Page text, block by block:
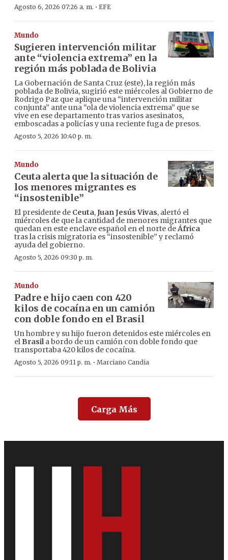
Agosto 6, 2026 07:26 a. m. · EFE
Mundo
Sugieren intervención militar
ante “violencia extrema” en la
región más poblada de Bolivia
La Gobernación de Santa Cruz (este), la región más
poblada de Bolivia, sugirió este miércoles al Gobierno de
Rodrigo Paz que aplique una “intervención militar
conjunta” ante una “ola de violencia extrema” que se
vive en ese departamento tras varios asesinatos,
emboscadas a policías y una reciente fuga de presos.
Agosto 5, 2026 10:40 p. m.
Mundo
Ceuta alerta que la situación de
los menores migrantes es
“insostenible”
El presidente de Ceuta,Juan Jesús Vivas, alertó el
miércoles de que la cantidad de menores migrantes que
quedan en este enclave español en el norte deÁfrica
tras la crisis migratoria es “insostenible” y reclamó
ayuda del gobierno.
Agosto 5, 2026 09:30 p. m.
Mundo
Padre e hijo caen con 420
kilos de cocaína en un camión
con doble fondo en el Brasil
Un hombre y su hijo fueron detenidos este miércoles en
el Brasila bordo de un camión con doble fondo que
transportaba 420 kilos de cocaína.
Agosto 5, 2026 09:11 p. m. · Marciano Candia
Carga Más